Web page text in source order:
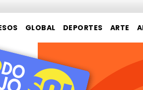
GLOBAL DEPORTES ARTE